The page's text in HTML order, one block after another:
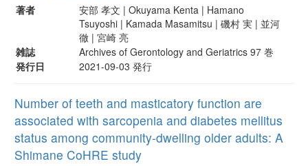
著者
安部 孝文 | Okuyama Kenta | Hamano
Tsuyoshi | Kamada Masamitsu | 磯村 実 | 並河
徹 | 宮崎 亮
雑誌
Archives of Gerontology and Geriatrics 97 巻
発行日
2021-09-03 発行
Number of teeth and masticatory function are
associated with sarcopenia and diabetes mellitus
status among community-dwelling older adults: A
Shimane CoHRE study